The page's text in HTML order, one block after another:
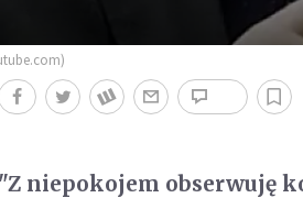
"Z niepokojem obserwuję